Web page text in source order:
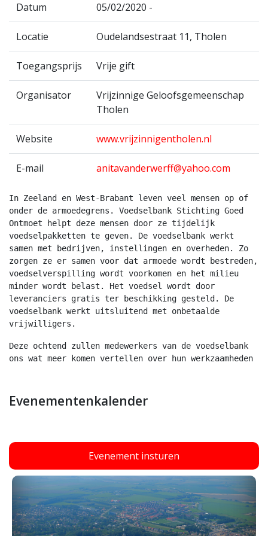
Datum 05/02/2020 -
Locatie Oudelandsestraat 11, Tholen
Toegangsprijs Vrije gift
Organisator
Vrijzinnige Geloofsgemeenschap
Tholen
Website www.vrijzinnigentholen.nl
E-mail anitavanderwerff@yahoo.com
In Zeeland en West-Brabant leven veel mensen op of
onder de armoedegrens. Voedselbank Stichting Goed
Ontmoet helpt deze mensen door ze tijdelijk
voedselpakketten te geven. De voedselbank werkt
samen met bedrijven, instellingen en overheden. Zo
zorgen ze er samen voor dat armoede wordt bestreden,
voedselverspilling wordt voorkomen en het milieu
minder wordt belast. Het voedsel wordt door
leveranciers gratis ter beschikking gesteld. De
voedselbank werkt uitsluitend met onbetaalde
vrijwilligers.
Deze ochtend zullen medewerkers van de voedselbank
ons wat meer komen vertellen over hun werkzaamheden
Evenementenkalender
Evenement insturen